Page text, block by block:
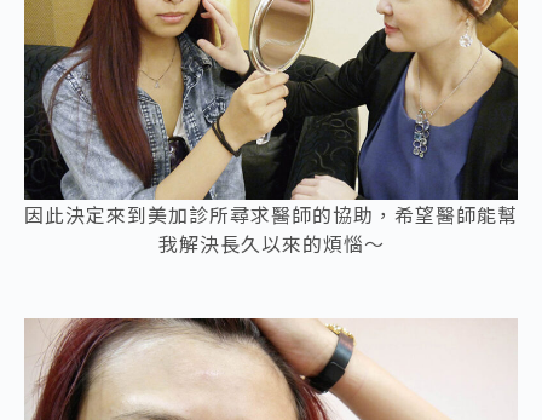
因此決定來到美加診所尋求醫師的協助，希望醫師能幫
我解決長久以來的煩惱～